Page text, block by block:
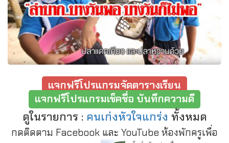
แจกฟรีโปรแกรมจัดตารางเรียน
แจกฟรีโปรแกรมเช็คชื่อ บันทึกความดี
ดูในรายการ : คนเก่งหัวใจแกร่ง ทั้งหมด
กดติดตาม Facebook และ YouTube ห้องพักครูเพื่อ